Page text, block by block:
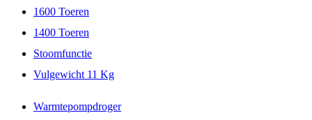
1600 Toeren
1400 Toeren
Stoomfunctie
Vulgewicht 11 Kg
Warmtepompdroger